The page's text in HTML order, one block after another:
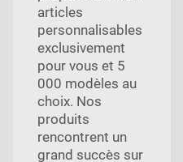
articles
personnalisables
exclusivement
pour vous et 5
000 modèles au
choix. Nos
produits
rencontrent un
grand succès sur